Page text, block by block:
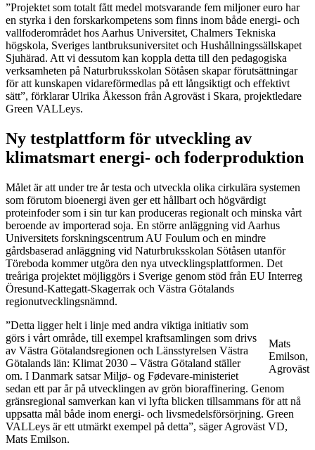
”Projektet som totalt fått medel motsvarande fem miljoner euro har
en styrka i den forskarkompetens som finns inom både energi- och
vallfoderområdet hos Aarhus Universitet, Chalmers Tekniska
högskola, Sveriges lantbruksuniversitet och Hushållningssällskapet
Sjuhärad. Att vi dessutom kan koppla detta till den pedagogiska
verksamheten på Naturbruksskolan Sötåsen skapar förutsättningar
för att kunskapen vidareförmedlas på ett långsiktigt och effektivt
sätt”, förklarar Ulrika Åkesson från Agroväst i Skara, projektledare
Green VALLeys.
Ny testplattform för utveckling av
klimatsmart energi- och foderproduktion
Målet är att under tre år testa och utveckla olika cirkulära systemen
som förutom bioenergi även ger ett hållbart och högvärdigt
proteinfoder som i sin tur kan produceras regionalt och minska vårt
beroende av importerad soja. En större anläggning vid Aarhus
Universitets forskningscentrum AU Foulum och en mindre
gårdsbaserad anläggning vid Naturbruksskolan Sötåsen utanför
Töreboda kommer utgöra den nya utvecklingsplattformen. Det
treåriga projektet möjliggörs i Sverige genom stöd från EU Interreg
Öresund-Kattegatt-Skagerrak och Västra Götalands
regionutvecklingsnämnd.
Mats
Emilson,
Agroväst
”Detta ligger helt i linje med andra viktiga initiativ som
görs i vårt område, till exempel kraftsamlingen som drivs
av Västra Götalandsregionen och Länsstyrelsen Västra
Götalands län: Klimat 2030 – Västra Götaland ställer
om. I Danmark satsar Miljø- og Fødevare-ministeriet
sedan ett par år på utvecklingen av grön bioraffinering. Genom
gränsregional samverkan kan vi lyfta blicken tillsammans för att nå
uppsatta mål både inom energi- och livsmedelsförsörjning. Green
VALLeys är ett utmärkt exempel på detta”, säger Agroväst VD,
Mats Emilson.